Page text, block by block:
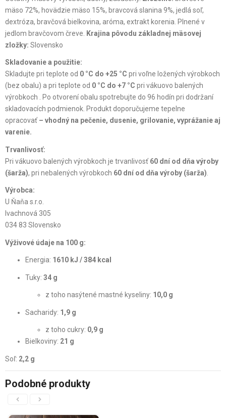
mäso 72%, hovädzie mäso 15%, bravcová slanina 9%, jedlá soľ,
dextróza, bravčová bielkovina, aróma, extrakt korenia. Plnené v
jedlom bravčovom čreve.
Krajina pôvodu základnej mäsovej
zložky: Slovensko
Skladovanie a použitie:
Skladujte pri teplote od 0 °C do +25 °C pri voľne ložených výrobkoch
(bez obalu) a pri teplote od 0 °C do +7 °C pri vákuovo balených
výrobkoch . Po otvorení obalu spotrebujte do 96 hodín pri dodržaní
skladovacích podmienok. Produkt doporučujeme tepelne
opracovať – vhodný na pečenie, dusenie, grilovanie, vyprážanie aj
varenie.
Trvanlivosť:
Pri vákuovo balených výrobkoch je trvanlivosť 60 dní od dňa výroby
(šarža), pri nebalených výrobkoch 60 dní od dňa výroby (šarža)
Výrobca:
U Ňaňa s.r.o.
Ivachnová 305
034 83 Slovensko
Výživové údaje na 100 g:
Energia: 1610 kJ / 384 kcal
Tuky: 34 g
z toho nasýtené mastné kyseliny: 10,0 g
Sacharidy: 1,9 g
z toho cukry: 0,9 g
Bielkoviny: 21 g
Soľ: 2,2 g
Podobné produkty